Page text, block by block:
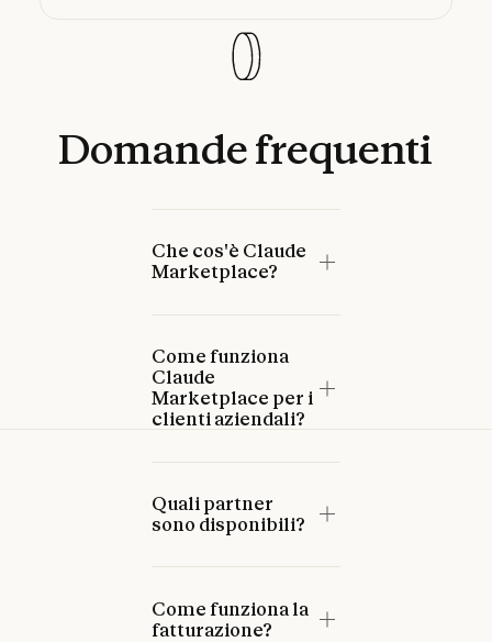
Domandefrequenti
Che cos'è Claude
Marketplace?
Come funziona
Claude
Marketplace per i
clienti aziendali?
Quali partner
sono disponibili?
Come funziona la
fatturazione?